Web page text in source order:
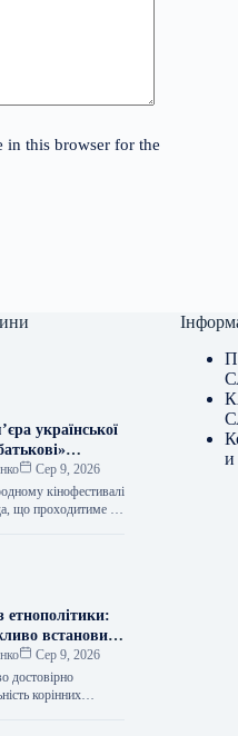
in this browser for the
української
кінофестивалі
Сер 9, 2026
кінофестивалі
що проходитиме з
етнополітики:
встановити
корінних
Сер 9, 2026
достовірно
корінних
та
и